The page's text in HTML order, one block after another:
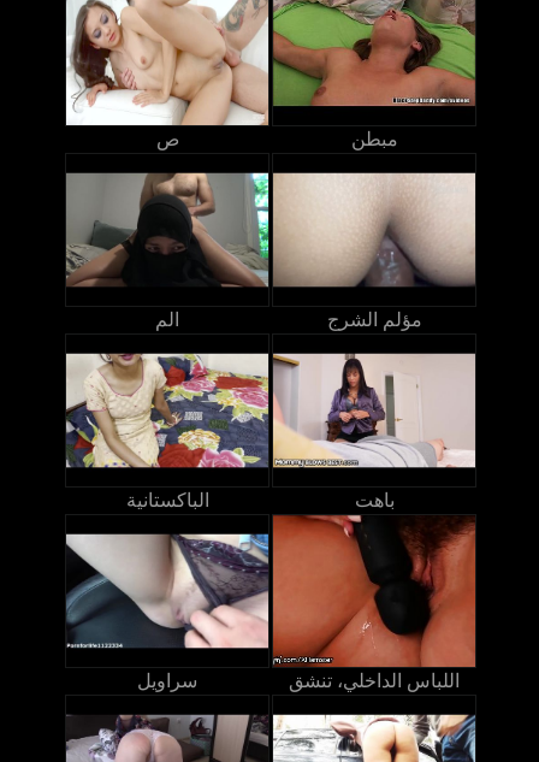
ص مبطن
الم مؤلم الشرج
الباكستانية باهت
سراويل اللباس الداخلي، تنشق